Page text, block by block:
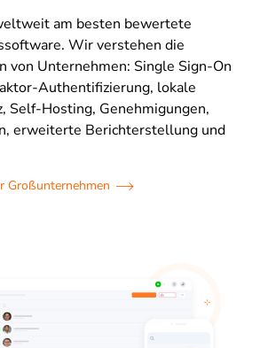
am besten bewertete
Wir verstehen die
von Unternehmen: Single Sign-On
Authentifizierung, lokale
Self-Hosting, Genehmigungen,
erweiterte Berichterstellung und
Großunternehmen